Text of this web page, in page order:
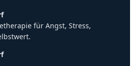
für Angst, Stress,